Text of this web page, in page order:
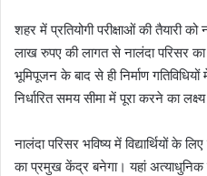
शहर में प्रतियोगी परीक्षाओं की तैयारी
लाख रुपए की लागत से नालंदा परिसर का
भूमिपूजन के बाद से ही निर्माण
निर्धारित समय सीमा में पूरा करने का
नालंदा परिसर भविष्य में विद्यार्थियों के
का प्रमुख केंद्र बनेगा। यहां अत्याधुनिक